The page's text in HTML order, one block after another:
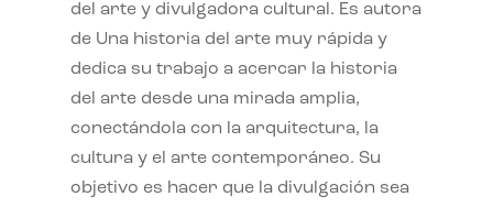
del arte y divulgadora cultural. Es autora
de Una historia del arte muy rápida y
dedica su trabajo a acercar la historia
del arte desde una mirada amplia,
conectándola con la arquitectura, la
cultura y el arte contemporáneo. Su
objetivo es hacer que la divulgación sea